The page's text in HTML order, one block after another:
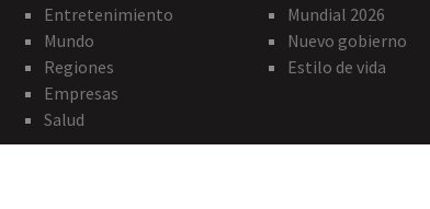
Entretenimiento
Mundo
Regiones
Empresas
Salud
Mundial 2026
Nuevo gobierno
Estilo de vida